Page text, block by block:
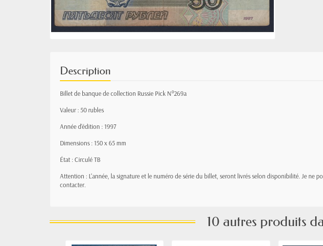
Description
Billet de banque de collection Russie Pick N°269a
Valeur : 50 rubles
Année d'édition : 1997
Dimensions : 150 x 65 mm
État : Circulé TB
Attention : L'année, la signature et le numéro de série du billet, seront livrés selon disponibilité. Je ne
contacter.
10 autres produits